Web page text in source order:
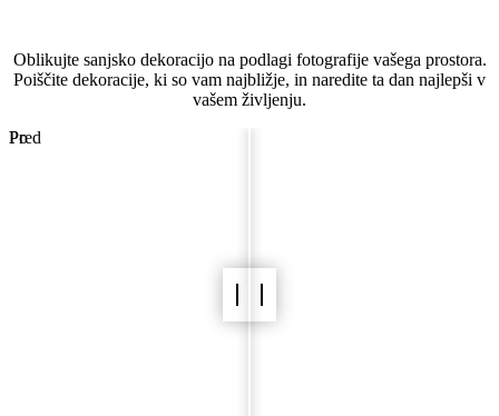
Oblikujte sanjsko dekoracijo na podlagi fotografije vašega prostora.
Poiščite dekoracije, ki so vam najbližje, in naredite ta dan najlepši v
vašem življenju.
Pred
Po